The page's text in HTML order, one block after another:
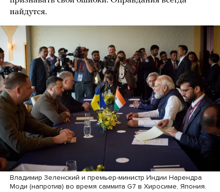
найдутся.
Владимир Зеленский и премьер-министр Индии Нарендра
Моди (напротив) во время саммита G7 в Хиросиме, Япония.